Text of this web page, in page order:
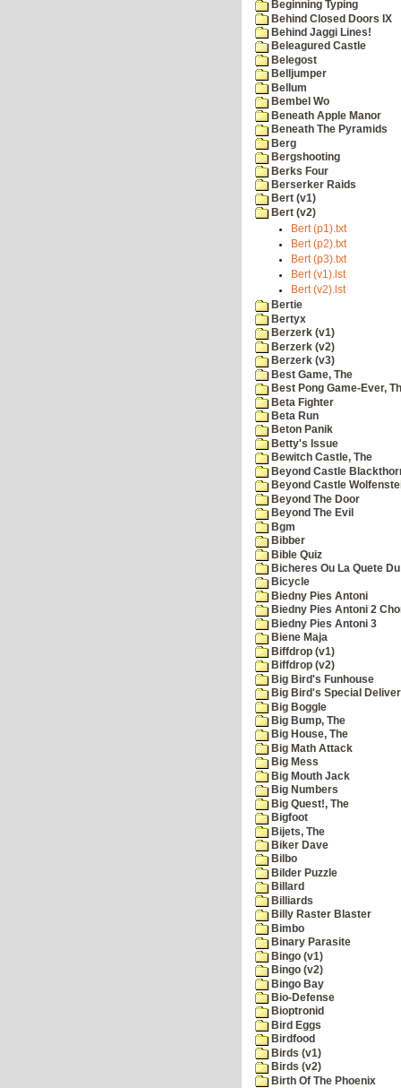
Beginning Typing
Behind Closed Doors IX
Behind Jaggi Lines!
Beleagured Castle
Belegost
Belljumper
Bellum
Bembel Wo
Beneath Apple Manor
Beneath The Pyramids
Berg
Bergshooting
Berks Four
Berserker Raids
Bert (v1)
Bert (v2)
Bert (p1).txt
Bert (p2).txt
Bert (p3).txt
Bert (v1).lst
Bert (v2).lst
Bertie
Bertyx
Berzerk (v1)
Berzerk (v2)
Berzerk (v3)
Best Game, The
Best Pong Game-Ever,
Beta Fighter
Beta Run
Beton Panik
Betty's Issue
Bewitch Castle, The
Beyond Castle
Beyond Castle
Beyond The Door
Beyond The Evil
Bgm
Bibber
Bible Quiz
Bicheres Ou La Quete
Bicycle
Biedny Pies Antoni
Biedny Pies Antoni 2
Biedny Pies Antoni 3
Biene Maja
Biffdrop (v1)
Biffdrop (v2)
Big Bird's Funhouse
Big Bird's Special
Big Boggle
Big Bump, The
Big House, The
Big Math Attack
Big Mess
Big Mouth Jack
Big Numbers
Big Quest!, The
Bigfoot
Bijets, The
Biker Dave
Bilbo
Bilder Puzzle
Billard
Billiards
Billy Raster Blaster
Bimbo
Binary Parasite
Bingo (v1)
Bingo (v2)
Bingo Bay
Bio-Defense
Bioptronid
Bird Eggs
Birdfood
Birds (v1)
Birds (v2)
Birth Of The Phoenix